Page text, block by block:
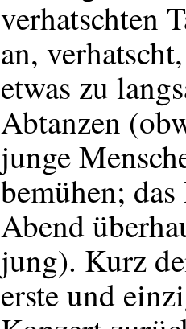
verhatschten
an,
etwas zu
Abtanzen
junge
bemühen;
Abend
jung). Kurz
erste und